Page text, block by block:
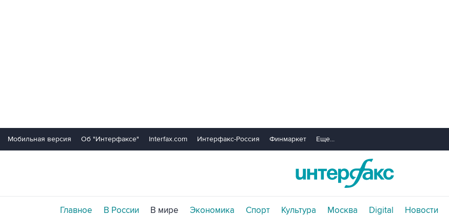
Мобильная версия Об "Интерфаксе" Interfax.com Интерфакс-Россия Финмаркет Еще...
Главное В России В мире Экономика Спорт Культура Москва Digital Новости